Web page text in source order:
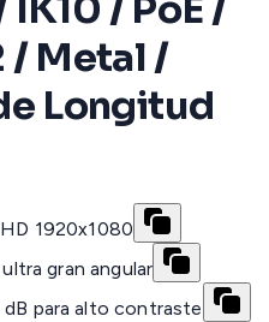
/ Metal /
Longitud
1920x1080
gran angular
dB para alto contraste